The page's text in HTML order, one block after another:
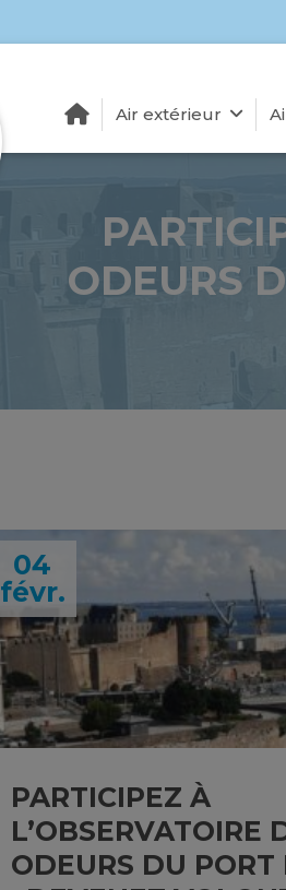
Air extérieur
ODEURS
04
févr.
PARTICIPEZ À
L’OBSERVATOIRE
ODEURS DU PORT